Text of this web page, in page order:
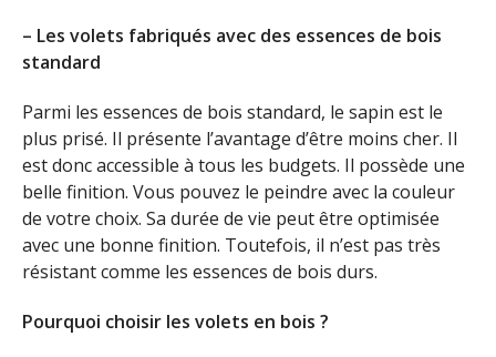
– Les volets fabriqués avec des essences de bois
standard
Parmi les essences de bois standard, le sapin est le
plus prisé. Il présente l’avantage d’être moins cher. Il
est donc accessible à tous les budgets. Il possède une
belle finition. Vous pouvez le peindre avec la couleur
de votre choix. Sa durée de vie peut être optimisée
avec une bonne finition. Toutefois, il n’est pas très
résistant comme les essences de bois durs.
Pourquoi choisir les volets en bois ?